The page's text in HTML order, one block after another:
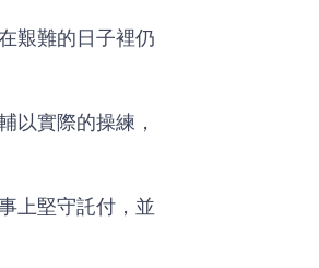
艱難的日子裡仍
以實際的操練，
上堅守託付，並